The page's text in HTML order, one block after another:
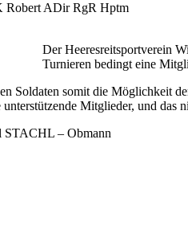
Robert ADir RgR Hptm
Der Heeresreitsportverein
Turnieren bedingt eine
Soldaten somit die Möglichkeit
Mitglieder, und
– Obmann